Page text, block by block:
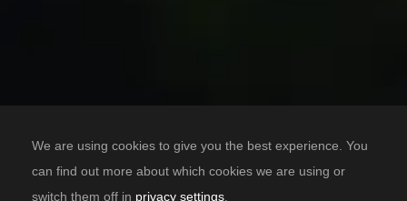
We are using cookies to give you the best experience. You
can find out more about which cookies we are using or
switch them off in privacy settings